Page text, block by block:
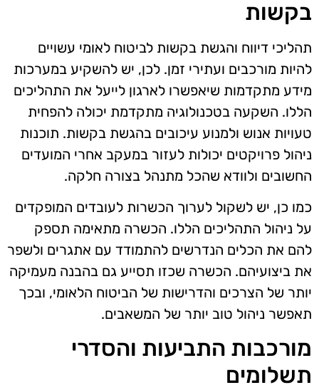
בקשות
תהליכי דיווח והגשת בקשות לביטוח לאומי עשויים
להיות מורכבים ועתירי זמן. לכן, יש להשקיע במערכות
מידע מתקדמות שיאפשרו לארגון לייעל את התהליכים
הללו. השקעה בטכנולוגיה מתקדמת יכולה להפחית
טעויות אנוש ולמנוע עיכובים בהגשת בקשות. תוכנות
ניהול פרויקטים יכולות לעזור במעקב אחרי המועדים
החשובים ולוודא שהכל מתנהל בצורה חלקה.
כמו כן, יש לשקול לערוך הכשרות לעובדים המופקדים
על ניהול התהליכים הללו. הכשרה מתאימה תספק
להם את הכלים הנדרשים להתמודד עם אתגרים ולשפר
את ביצועיהם. הכשרה שכזו תסייע גם בהבנה מעמיקה
יותר של הצרכים והדרישות של הביטוח הלאומי, ובכך
תאפשר ניהול טוב יותר של המשאבים.
מורכבות התביעות והסדרי
תשלומים